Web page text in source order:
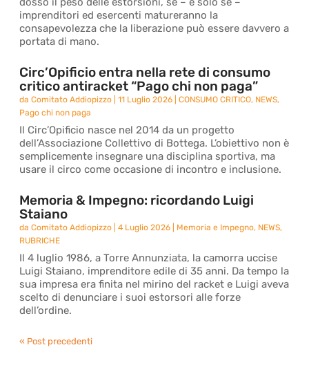
imprenditori ed esercenti matureranno la
consapevolezza che la liberazione può essere davvero a
portata di mano.
Circ’Opificio entra nella rete di consumo
critico antiracket “Pago chi non paga”
daComitato Addiopizzo |11 Luglio 2026 |CONSUMO CRITICO, NEWS,
Pago chi non paga
Il Circ’Opificio nasce nel 2014 da un progetto
dell’Associazione Collettivo di Bottega. L’obiettivo non è
semplicemente insegnare una disciplina sportiva, ma
usare il circo come occasione di incontro e inclusione.
Memoria & Impegno: ricordando Luigi
Staiano
daComitato Addiopizzo |4 Luglio 2026 Memoria e Impegno, NEWS,
RUBRICHE
Il 4 luglio 1986, a Torre Annunziata, la camorra uccise
Luigi Staiano, imprenditore edile di 35 anni. Da tempo la
sua impresa era finita nel mirino del racket e Luigi aveva
scelto di denunciare i suoi estorsori alle forze
dell’ordine.
« Post precedenti